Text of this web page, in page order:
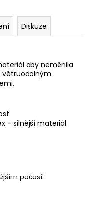
Diskuze
aby neměnila
větruodolným
- silnější materiál
počasí.